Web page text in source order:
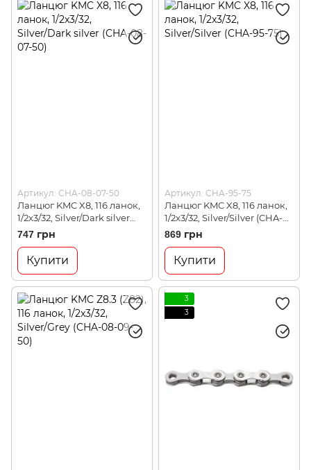
Артикул: CHA-08-07-50
Ланцюг KMC X8, 116 ланок,
1/2x3/32, Silver/Dark silver
(CHA-08-07-50)
747 грн
Купити
Артикул: CHA-95-75
Ланцюг KMC X8, 116 ланок,
1/2x3/32, Silver/Silver (CHA-
95-75)
869 грн
Купити
3
3